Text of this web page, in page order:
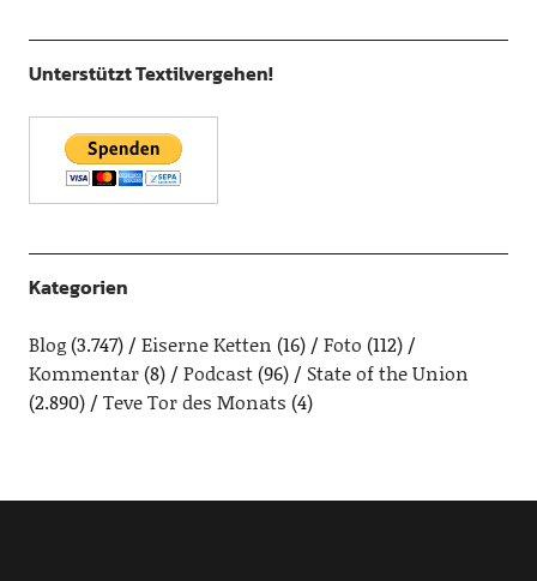
Unterstützt Textilvergehen!
Kategorien
Blog(3.747) Eiserne Ketten (16) Foto (112)
Kommentar(8) Podcast(96)
State of the Union
(2.890)
Teve Tor des Monats (4)